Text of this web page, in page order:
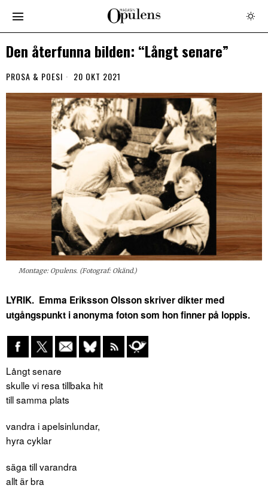
Den återfunna bilden: “Långt senare”
PROSA & POESI 20 OKT 2021
Montage: Opulens. (Fotograf: Okänd.)
LYRIK. Emma Eriksson Olsson skriver dikter med
utgångspunkt i anonyma foton som hon finner på loppis.
Långt senare
skulle vi resa tillbaka hit
till samma plats
vandra i apelsinlundar,
hyra cyklar
säga till varandra
allt är bra